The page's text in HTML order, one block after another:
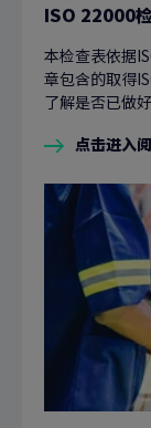
ISO 22000
本检查表依据
章包含的取得
了解是否已做
点击进入